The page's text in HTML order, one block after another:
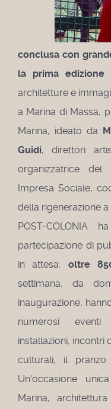
conclusa con
la prima edizione
architetture e
a Marina di Massa,
Marina, ideato da
Guidi, direttori
organizzatrice del
Impresa Sociale,
della rigenerazione
POST-COLONIA
partecipazione di
in attesa:
oltre
settimana, da
inaugurazione,
numerosi
installazioni, incontri
culturali, il
Un'occasione
Marina,